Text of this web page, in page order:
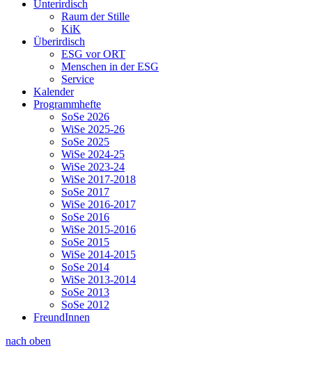
Unterirdisch
Raum der Stille
KiK
Überirdisch
ESG vor ORT
Menschen in der ESG
Service
Kalender
Programmhefte
SoSe 2026
WiSe 2025-26
SoSe 2025
WiSe 2024-25
WiSe 2023-24
WiSe 2017-2018
SoSe 2017
WiSe 2016-2017
SoSe 2016
WiSe 2015-2016
SoSe 2015
WiSe 2014-2015
SoSe 2014
WiSe 2013-2014
SoSe 2013
SoSe 2012
FreundInnen
nach oben